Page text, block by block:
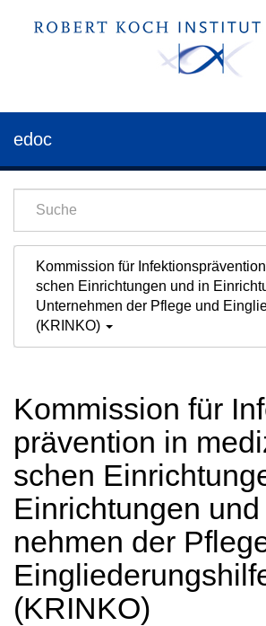
edoc
Kommission für
schen Ein­rich­tungen und in
Unter­nehmen der Pflege und
(KRINKO)
Kommission für
prävention in
schen
Ein­rich­tungen
nehmen der
(KRINKO)